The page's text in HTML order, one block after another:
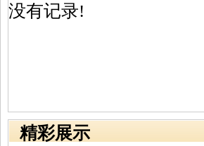
没有记录!
精彩展示